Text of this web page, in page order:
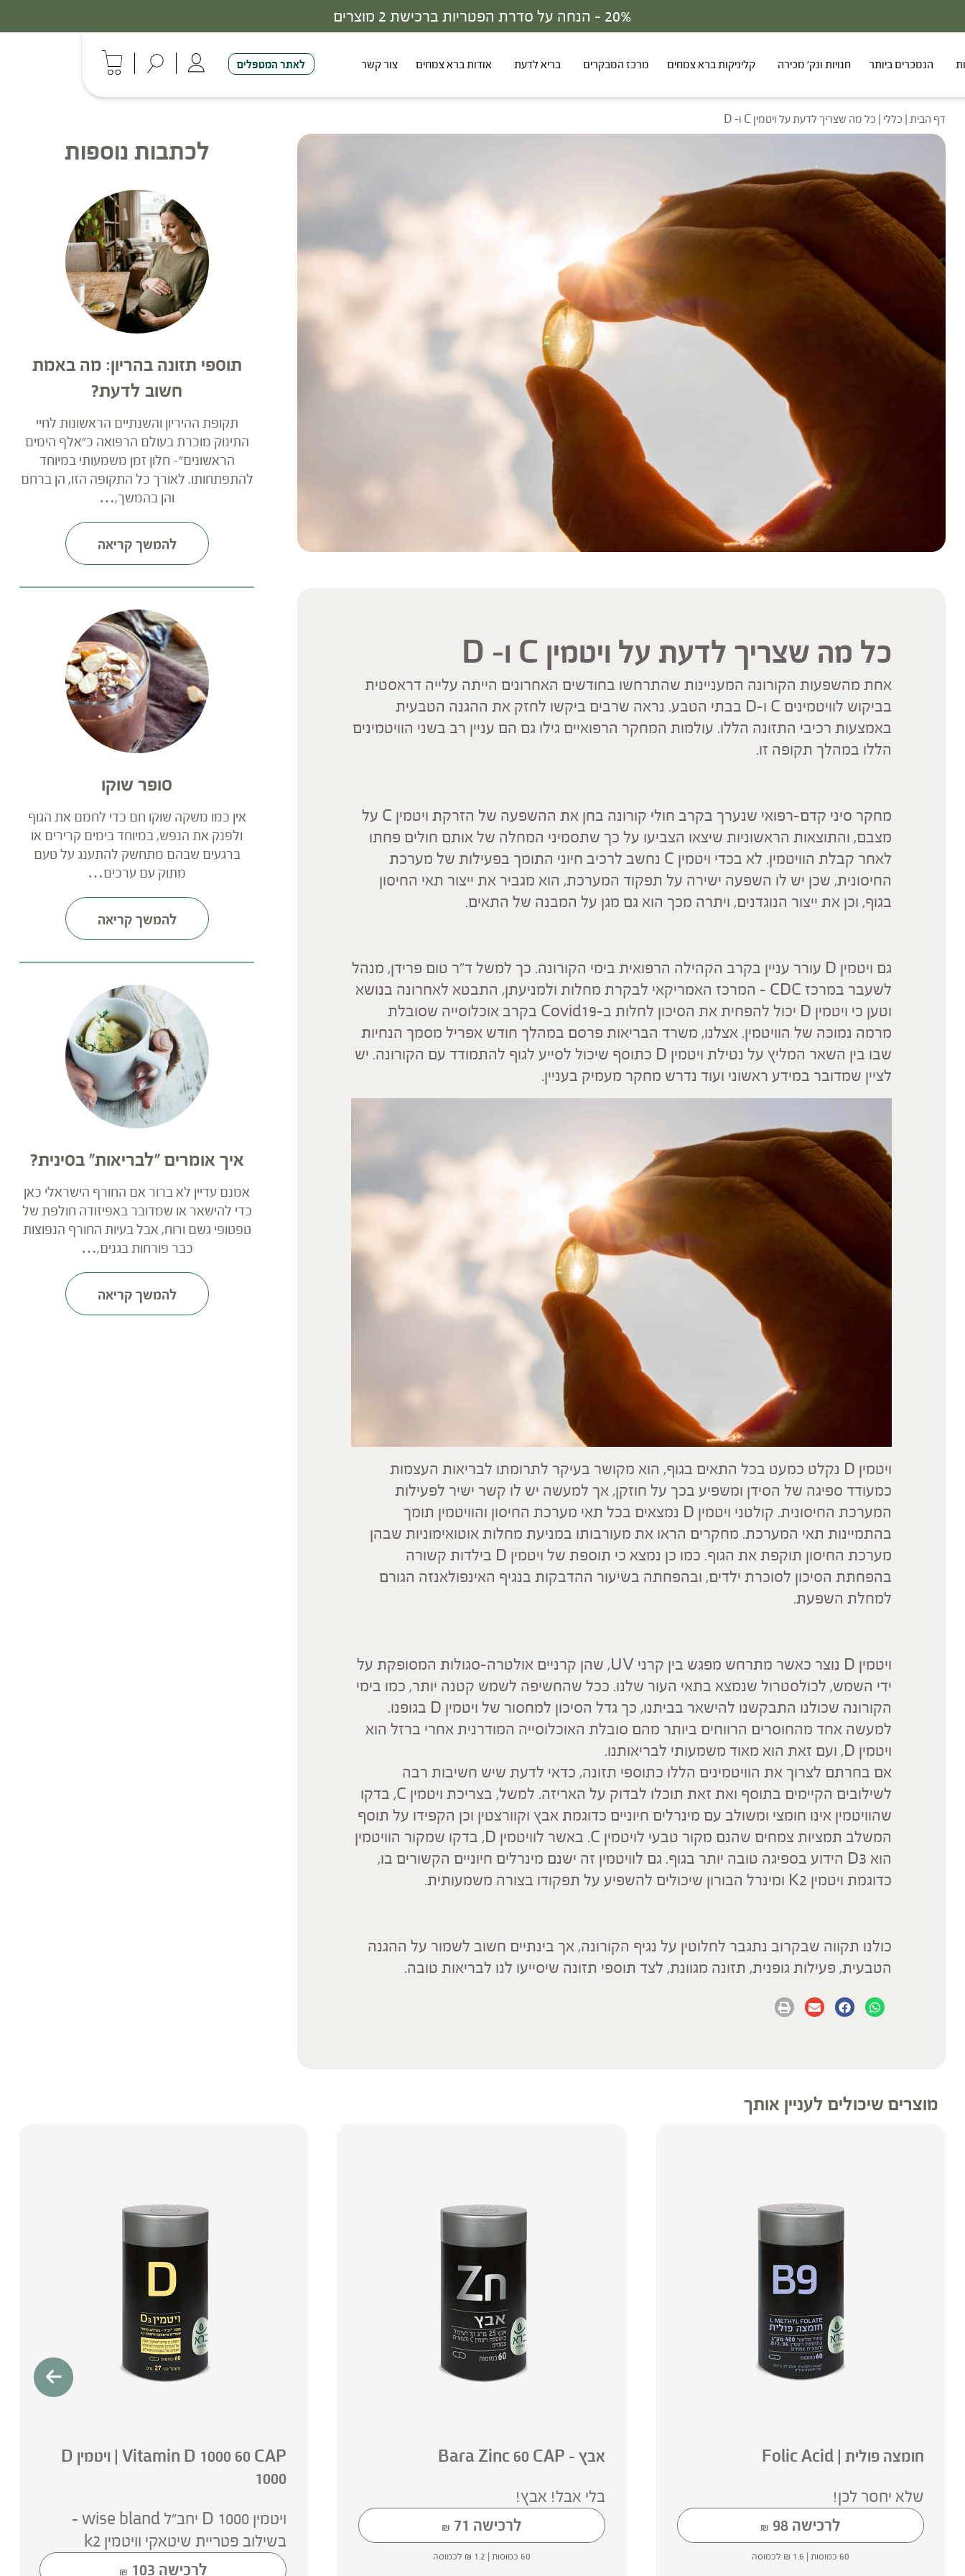
30% - הנחה על סדרת הפטריות ברכישת 3 מוצרים
הנמכרים ביותר חנויות ונק' מכירה קליניקות ברא צמחים מרכז המבקרים בריא לדעת אודות ברא צמחים צור קשר לאתר המטפלים
דף הבית | כללי | כל מה שצריך לדעת על ויטמין C ו- D
כל מה שצריך לדעת על ויטמין C ו- D
אחת מהשפעות הקורונה המעניינות שהתרחשו בחודשים האחרונים הייתה עלייה דראסטית
בביקוש לוויטמינים C ו-D בבתי הטבע. נראה שרבים ביקשו לחזק את ההגנה הטבעית
באמצעות רכיבי התזונה הללו. עולמות המחקר הרפואיים גילו גם הם עניין רב בשני הוויטמינים
הללו במהלך תקופה זו.
מחקר סיני קדם-רפואי שנערך בקרב חולי קורונה בחן את ההשפעה של הזרקת ויטמין C על
מצבם, והתוצאות הראשוניות שיצאו הצביעו על כך שתסמיני המחלה של אותם חולים פחתו
לאחר קבלת הוויטמין. לא בכדי ויטמין C נחשב לרכיב חיוני התומך בפעילות של מערכת
החיסונית, שכן יש לו השפעה ישירה על תפקוד המערכת, הוא מגביר את ייצור תאי החיסון
בגוף, וכן את ייצור הנוגדנים, ויתרה מכך הוא גם מגן על המבנה של התאים.
גם ויטמין D עורר עניין בקרב הקהילה הרפואית בימי הקורונה. כך למשל ד"ר טום פרידן, מנהל
לשעבר במרכז CDC – המרכז האמריקאי לבקרת מחלות ולמניעתן, התבטא לאחרונה בנושא
וטען כי ויטמין D יכול להפחית את הסיכון לחלות ב-Covid19 בקרב אוכלוסייה שסובלת
מרמה נמוכה של הוויטמין. אצלנו, משרד הבריאות פרסם במהלך חודש אפריל מסמך הנחיות
שבו בין השאר המליץ על נטילת ויטמין D כתוסף שיכול לסייע לגוף להתמודד עם הקורונה. יש
לציין שמדובר במידע ראשוני ועוד נדרש מחקר מעמיק בעניין.
ויטמין D נקלט כמעט בכל התאים בגוף, הוא מקושר בעיקר לתרומתו לבריאות העצמות
כמעודד ספיגה של הסידן ומשפיע בכך על חוזקן, אך למעשה יש לו קשר ישיר לפעילות
המערכת החיסונית. קולטני ויטמין D נמצאים בכל תאי מערכת החיסון והוויטמין תומך
בהתמיינות תאי המערכת. מחקרים הראו את מעורבותו במניעת מחלות אוטואימוניות שבהן
מערכת החיסון תוקפת את הגוף. כמו כן נמצא כי תוספת של ויטמין D בילדות קשורה
בהפחתת הסיכון לסוכרת ילדים, ובהפחתה בשיעור ההדבקות בנגיף האינפולאנזה הגורם
למחלת השפעת.
ויטמין D נוצר כאשר מתרחש מפגש בין קרני UV, שהן קרניים אולטרה-סגולות המסופקת על
ידי השמש, לכולסטרול שנמצא בתאי העור שלנו. ככל שהחשיפה לשמש קטנה יותר, כמו בימי
הקורונה שכולנו התבקשנו להישאר בביתנו, כך גדל הסיכון למחסור של ויטמין D בגופנו.
למעשה אחד מהחוסרים הרווחים ביותר מהם סובלת האוכלוסייה המודרנית אחרי ברזל הוא
ויטמין D, ועם זאת הוא מאוד משמעותי לבריאותנו.
אם בחרתם לצרוך את הוויטמינים הללו כתוספי תזונה, כדאי לדעת שיש חשיבות רבה
לשילובים הקיימים בתוסף ואת זאת תוכלו לבדוק על האריזה. למשל, בצריכת ויטמין C, בדקו
שהוויטמין אינו חומצי ומשולב עם מינרלים חיוניים כדוגמת אבץ וקוורצטין וכן הקפידו על תוסף
המשלב תמציות צמחים שהנם מקור טבעי לויטמין C. באשר לוויטמין D, בדקו שמקור הוויטמין
הוא D3 הידוע בספיגה טובה יותר בגוף. גם לוויטמין זה ישנם מינרלים חיוניים הקשורים בו,
כדוגמת ויטמין K2 ומינרל הבורון שיכולים להשפיע על תפקודו בצורה משמעותית.
כולנו תקווה שבקרוב נתגבר לחלוטין על נגיף הקורונה, אך בינתיים חשוב לשמור על ההגנה
הטבעית, פעילות גופנית, תזונה מגוונת, לצד תוספי תזונה שיסייעו לנו לבריאות טובה.
לכתבות נוספות
תוספי תזונה בהריון: מה באמת
חשוב לדעת?
תקופת ההיריון והשנתיים הראשונות לחיי
התינוק מוכרת בעולם הרפואה כ"אלף הימים
הראשונים"- חלון זמן משמעותי במיוחד
להתפתחותו. לאורך כל התקופה הזו, הן ברחם
והן בהמשך,…
להמשך קריאה
סופר שוקו
אין כמו משקה שוקו חם כדי לחמם את הגוף
ולפנק את הנפש, במיוחד בימים קרירים או
ברגעים שבהם מתחשק להתענג על טעם
מתוק עם ערכים…
להמשך קריאה
איך אומרים "לבריאות" בסינית?
אמנם עדיין לא ברור אם החורף הישראלי כאן
כדי להישאר או שמדובר באפיזודה חולפת של
טפטופי גשם ורוח, אבל בעיות החורף הנפוצות
כבר פורחות בגנים,…
להמשך קריאה
מוצרים שיכולים לעניין אותך
חומצה פולית | Folic Acid
שלא יחסר לכן!
לרכישה
₪ 98
60 כמוסות | ₪ 1.6 לכמוסה
אבץ – Bara Zinc 60 CAP
בלי אבל! אבץ!
לרכישה
₪ 71
60 כמוסות | ₪ 1.2 לכמוסה
Vitamin D 1000 60 CAP | ויטמין D
1000
ויטמין D 1000 יחב”ל wise bland -
בשילוב פטריית שיטאקי וויטמין k2
לרכישה
₪ 103